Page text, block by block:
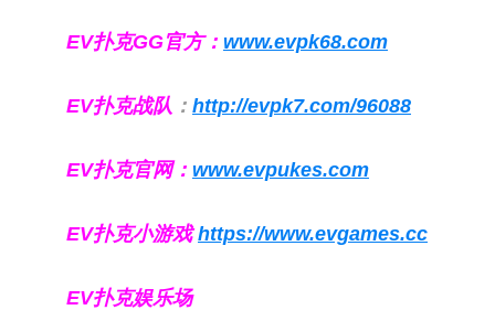
EV扑克GG官方： www.evpk68.com
EV扑克战队 ： http://evpk7.com/96088
EV扑克官网： www.evpukes.com
EV扑克小游戏https://www.evgames.cc
EV扑克娱乐场